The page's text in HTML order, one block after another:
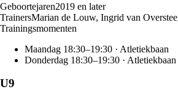
Geboortejaren2019 en later
TrainersMarian de Louw, Ingrid van
Trainingsmomenten
Maandag 18:30–19:30 · Atletiekbaan
Donderdag 18:30–19:30 · Atletiekbaan
U9